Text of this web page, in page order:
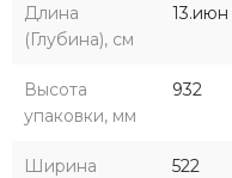
Длина
(Глубина), см
13.июн
Высота
упаковки, мм
932
Ширина
522